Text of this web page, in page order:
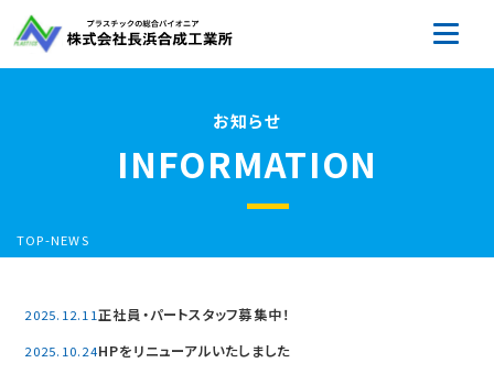
お知らせ
INFORMATION
TOP-NEWS
2025.12.11正社員・パートスタッフ募集中！
2025.10.24HPをリニューアルいたしました